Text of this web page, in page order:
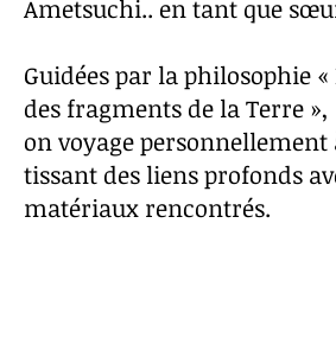
Ametsuchi.. en tant que
Guidées par la philosophie
des fragments de la Terre »,
on voyage personnellement
tissant des liens profonds
matériaux rencontrés.